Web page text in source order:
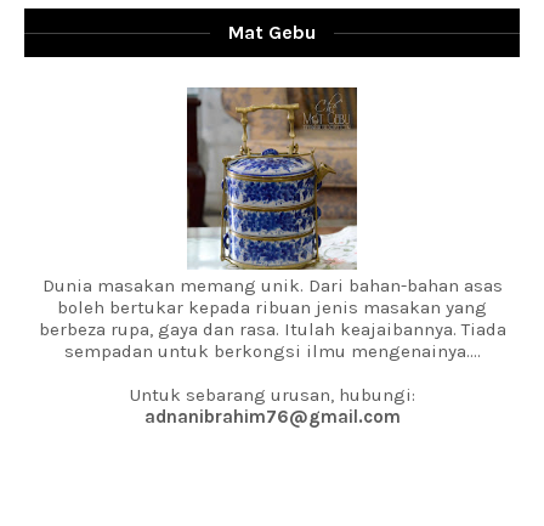
Mat Gebu
Dunia masakan memang unik. Dari bahan-bahan asas
boleh bertukar kepada ribuan jenis masakan yang
berbeza rupa, gaya dan rasa. Itulah keajaibannya. Tiada
sempadan untuk berkongsi ilmu mengenainya....
Untuk sebarang urusan, hubungi:
adnanibrahim76@gmail.com